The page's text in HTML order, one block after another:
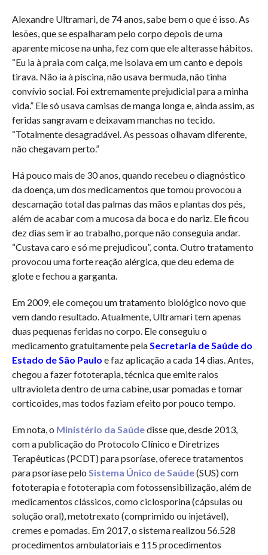
Alexandre Ultramari, de 74 anos, sabe bem o que é isso. As
lesões, que se espalharam pelo corpo depois de uma
aparente micose na unha, fez com que ele alterasse hábitos.
“Eu ia à praia com calça, me isolava em um canto e depois
tirava. Não ia à piscina, não usava bermuda, não tinha
convívio social. Foi extremamente prejudicial para a minha
vida.” Ele só usava camisas de manga longa e, ainda assim, as
feridas sangravam e deixavam manchas no tecido.
“Totalmente desagradável. As pessoas olhavam diferente,
não chegavam perto.”
Há pouco mais de 30 anos, quando recebeu o diagnóstico
da doença, um dos medicamentos que tomou provocou a
descamação total das palmas das mãos e plantas dos pés,
além de acabar com a mucosa da boca e do nariz. Ele ficou
dez dias sem ir ao trabalho, porque não conseguia andar.
“Custava caro e só me prejudicou”, conta. Outro tratamento
provocou uma forte reação alérgica, que deu edema de
glote e fechou a garganta.
Em 2009, ele começou um tratamento biológico novo que
vem dando resultado. Atualmente, Ultramari tem apenas
duas pequenas feridas no corpo. Ele conseguiu o
medicamento gratuitamente pelaSecretaria de Saúde do
Estado de São Paulo e faz aplicação a cada 14 dias. Antes,
chegou a fazer fototerapia, técnica que emite raios
ultravioleta dentro de uma cabine, usar pomadas e tomar
corticoides, mas todos faziam efeito por pouco tempo.
Em nota, o Ministério da Saúdedisse que, desde 2013,
com a publicação do Protocolo Clínico e Diretrizes
Terapêuticas (PCDT) para psoríase, oferece tratamentos
para psoríase pelo Sistema Único de Saúde(SUS) com
fototerapia e fototerapia com fotossensibilização, além de
medicamentos clássicos, como ciclosporina (cápsulas ou
solução oral), metotrexato (comprimido ou injetável),
cremes e pomadas. Em 2017, o sistema realizou 56.528
procedimentos ambulatoriais e 115 procedimentos